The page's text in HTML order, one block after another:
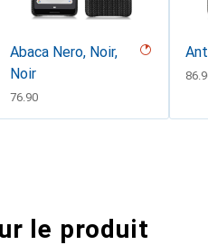
Abaca Nero, Noir,
Noir
CHF
76.90
CHF
le produit